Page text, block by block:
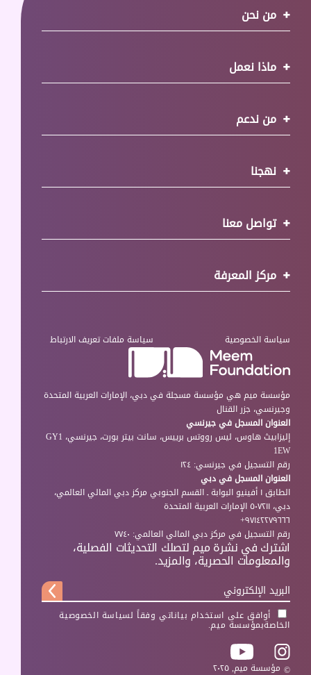
من نحن
ماذا نعمل
من ندعم
نهجنا
تواصل معنا
مركز المعرفة
سياسة الخصوصية سياسة ملفات تعريف الارتباط
مؤسسة ميم هي مؤسسة مسجلة في دبي، الإمارات العربية المتحدة
وجيرنسي، جزر القنال
العنوان المسجل في جيرنسي
إليزابيث هاوس، ليس رووتس برييس، سانت بيتر بورت، جيرنسي، GY1
1EW
رقم التسجيل في جيرنسي: ١٢٤
العنوان المسجل في دبي
الطابق ١ أفينيو البوابة ـ القسم الجنوبي مركز دبي المالي العالمي،
دبي، ٥٠٧٢١١ الإمارات العربية المتحدة
٩٧١٤٢٢٧٩٦٦٦+
رقم التسجيل في مركز دبي المالي العالمي: ٧٧٤٠
اشترك في نشرة ميم لتصلك التحديثات الفصلية،
والمعلومات الحصرية، والمزيد.
أوافق على استخدام بياناتي وفقاً لسياسة الخصوصية
الخاصةبمؤسسة ميم.
© مؤسسة ميم, ٢٠٢٥